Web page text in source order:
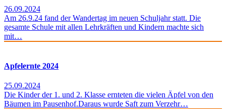
26.09.2024
Am 26.9.24 fand der Wandertag im neuen Schuljahr statt. Die
gesamte Schule mit allen Lehrkräften und Kindern machte sich
mit…
Apfelernte 2024
25.09.2024
Die Kinder der 1. und 2. Klasse ernteten die vielen Äpfel von den
Bäumen im Pausenhof.Daraus wurde Saft zum Verzehr…